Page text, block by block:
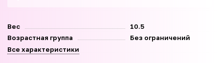
Вес
10.5
Возрастная группа
Без ограничений
Все характеристики